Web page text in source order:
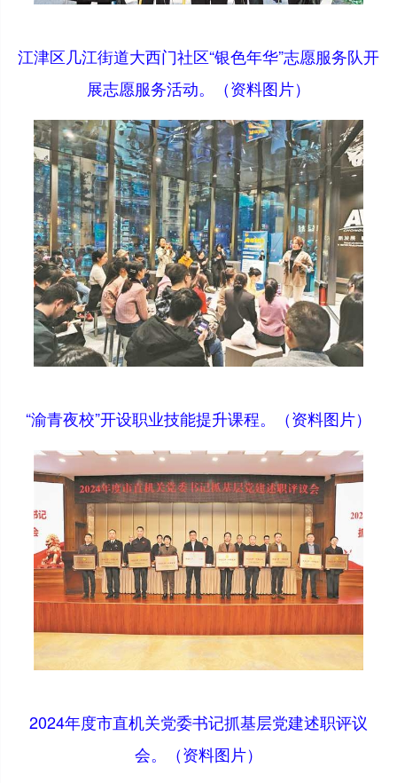
江津区几江街道大西门社区“银色年华”志愿服务队开
展志愿服务活动。（资料图片）
“渝青夜校”开设职业技能提升课程。（资料图片）
2024年度市直机关党委书记抓基层党建述职评议
会。（资料图片）